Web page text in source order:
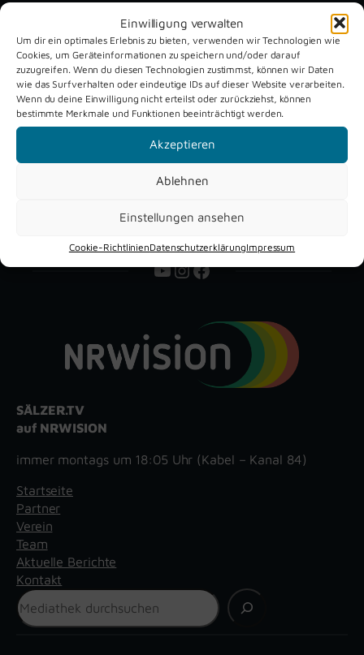
Einwilligung verwalten
Um dir ein optimales Erlebnis zu bieten, verwenden wir Technologien wie
Cookies, um Geräteinformationen zu speichern und/oder darauf
zuzugreifen. Wenn du diesen Technologien zustimmst, können wir Daten
wie das Surfverhalten oder eindeutige IDs auf dieser Website verarbeiten.
Wenn du deine Einwilligung nicht erteilst oder zurückziehst, können
bestimmte Merkmale und Funktionen beeinträchtigt werden.
Akzeptieren
Ablehnen
Einstellungen ansehen
Cookie-RichtlinienDatenschutzerklärungImpressum
Unsere aktuellen Reportagen
Schützenfest
Verne 2026
Dreckburg
YouTube
Instagram
Facebook
SÄLZER.TV
auf NRWISION
immer montags um 18:05 Uhr (Kabel – Kanal 84)
Startseite
Partner
Verein
Team
Aktuelle Berichte
Kontakt
Suchen